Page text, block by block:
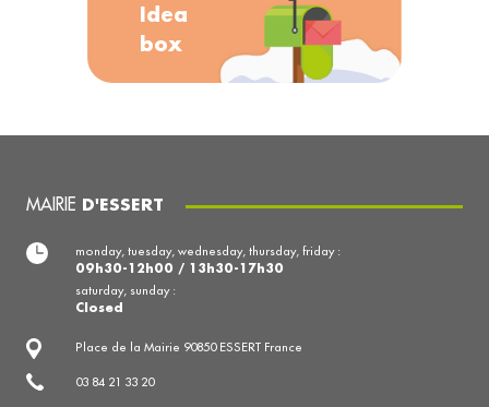
Idea
box
MAIRIE D'ESSERT
Place de la Mairie 90850 ESSERT France
03 84 21 33 20
monday, tuesday, wednesday, thursday, friday :
09h30-12h00 / 13h30-17h30
saturday, sunday :
Closed